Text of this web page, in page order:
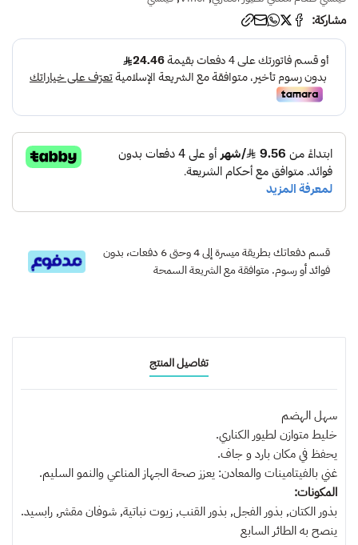
مشاركة:
قسم دفعاتك بطريقة ميسرة إلى 4 وحتى 6 دفعات، بدون
فوائد أو رسوم. متوافقة مع الشريعة السمحة
تفاصيل المنتج
سهل الهضم
خليط متوازن لطيور الكناري.
يحفظ في مكان بارد و جاف.
غني بالفيتامينات والمعادن: يعزز صحة الجهاز المناعي والنمو السليم.
المكونات:
بذور الكتان, بذور الفجل, بذور القنب, زيوت نباتية, شوفان مقشر, رابسيد.
ينصح بهالطائر السابع